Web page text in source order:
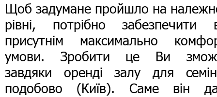
Щоб задумане пройшло на
рівні, потрібно забезпечити
присутнім максимально
умови. Зробити це Ви
завдяки оренді залу для
подобово (Київ). Саме він